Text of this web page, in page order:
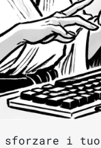
sforzare i